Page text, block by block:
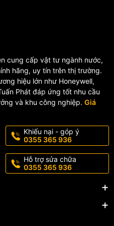
vấn kỹ thuật và bảo hành đầy
Hà Nam
cung cấp vật tư ngành nước,
hãng, uy tín trên thị trường.
hiệu lớn như Honeywell,
Phát đáp ứng tốt nhu cầu
và khu công nghiệp. Giá
Khiếu nại - góp ý
0355 365 936
Hỗ trợ sửa chữa
0355 365 936